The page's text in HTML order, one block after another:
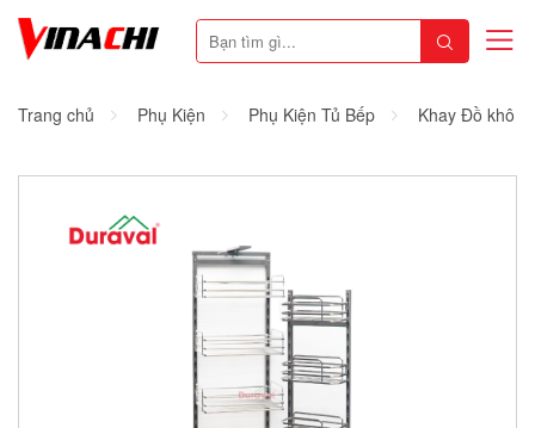
Trang chủ Phụ Kiện Phụ Kiện Tủ Bếp Khay Đồ khô